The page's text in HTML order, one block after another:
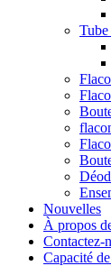
Tube
Nouvelles
À propos
Contactez-
Capacité